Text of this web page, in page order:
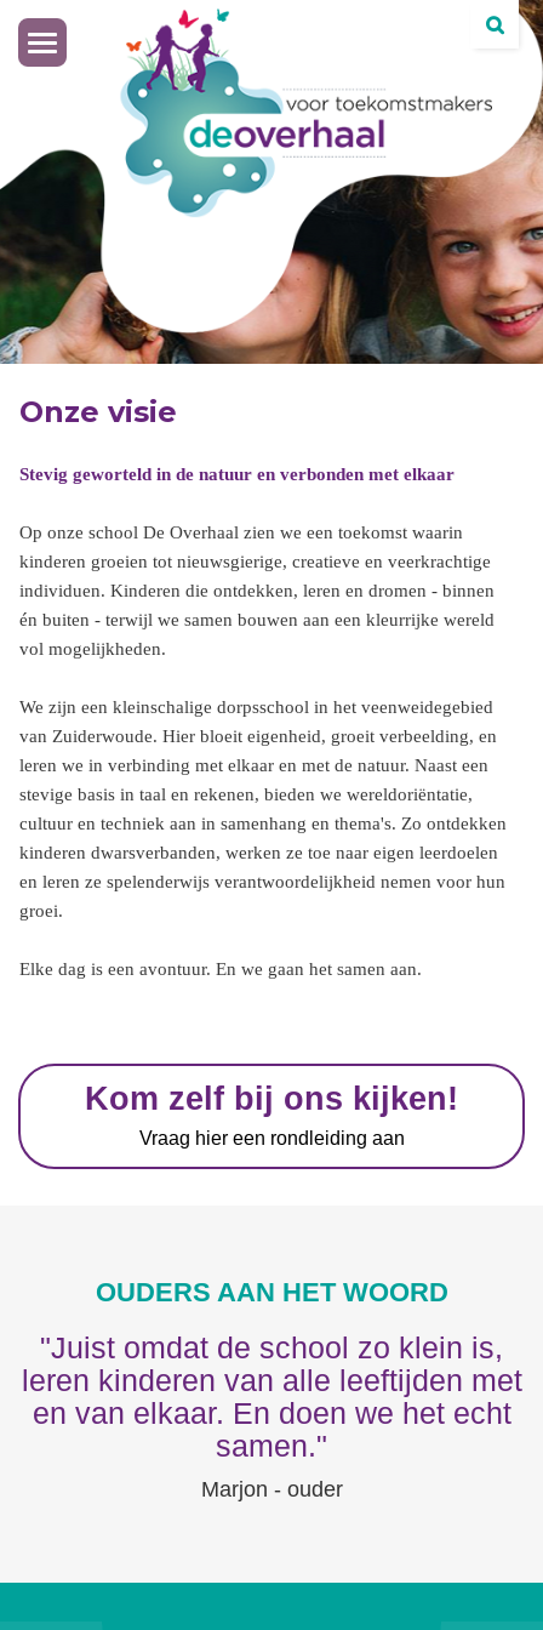
Toggle
navigation
Onze visie
Stevig geworteld in de natuur en verbonden met elkaar
Op onze school De Overhaal zien we een toekomst waarin
kinderen groeien tot nieuwsgierige, creatieve en veerkrachtige
individuen. Kinderen die ontdekken, leren en dromen - binnen
én buiten - terwijl we samen bouwen aan een kleurrijke wereld
vol mogelijkheden.
We zijn een kleinschalige dorpsschool in het veenweidegebied
van Zuiderwoude. Hier bloeit eigenheid, groeit verbeelding, en
leren we in verbinding met elkaar en met de natuur. Naast een
stevige basis in taal en rekenen, bieden we wereldoriëntatie,
cultuur en techniek aan in samenhang en thema's. Zo ontdekken
kinderen dwarsverbanden, werken ze toe naar eigen leerdoelen
en leren ze spelenderwijs verantwoordelijkheid nemen voor hun
groei.
Elke dag is een avontuur. En we gaan het samen aan.
Kom zelf bij ons kijken!
Vraag hier een rondleiding aan
OUDERS AAN HET WOORD
"Juist omdat de school zo klein is,
leren kinderen van alle leeftijden met
en van elkaar. En doen we het echt
samen."
Marjon - ouder